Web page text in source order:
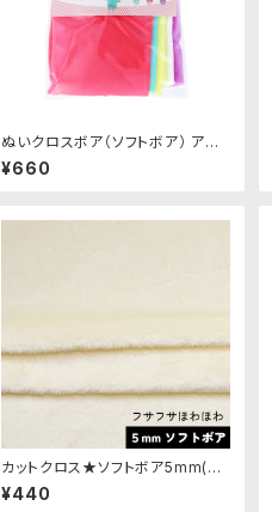
ぬいクロスボア（ソフトボア） アソ
ートセット（ビビッドカラー）｜清原
株式会社
¥660
カットクロス★ソフトボア5mm(ホ
ワイトチョコ)LB002 ボア生地 50
cm × 45cm
¥440